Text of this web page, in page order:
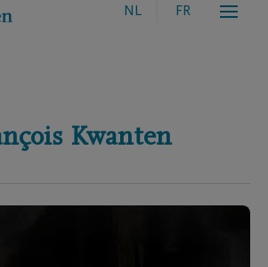
NL FR
Kwanten